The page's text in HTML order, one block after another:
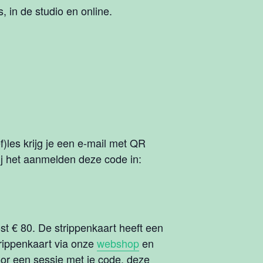
in de studio en online.
krijg je een e-mail met QR
aanmelden deze code in:
€ 80. De strippenkaart heeft een
via onzewebshopen
een sessie met je code, deze